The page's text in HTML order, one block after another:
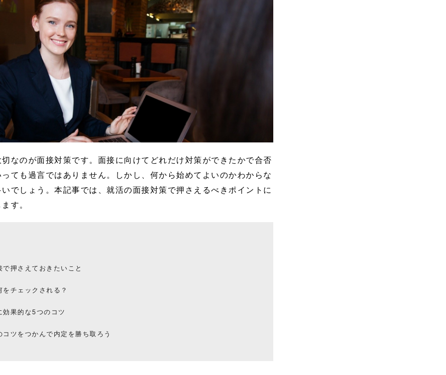
なのが面接対策です。面接に向けてどれだけ対策ができたかで合否
ても過言ではありません。しかし、何から始めてよいのかわからな
でしょう。本記事では、就活の面接対策で押さえるべきポイントに
す。
で押さえておきたいこと
をチェックされる？
効果的な5つのコツ
コツをつかんで内定を勝ち取ろう